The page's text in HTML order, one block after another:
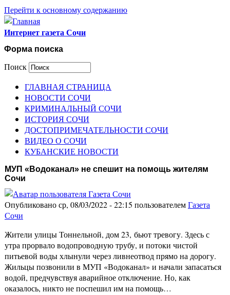
Перейти к основному содержанию
Интернет газета Сочи
Форма поиска
Поиск
ГЛАВНАЯ СТРАНИЦА
НОВОСТИ СОЧИ
КРИМИНАЛЬНЫЙ СОЧИ
ИСТОРИЯ СОЧИ
ДОСТОПРИМЕЧАТЕЛЬНОСТИ СОЧИ
ВИДЕО О СОЧИ
КУБАНСКИЕ НОВОСТИ
МУП «Водоканал» не спешит на помощь жителям
Сочи
Опубликовано ср, 08/03/2022 - 22:15 пользователемГазета
Сочи
Жители улицы Тоннельной, дом 23, бьют тревогу. Здесь с
утра прорвало водопроводную трубу, и потоки чистой
питьевой воды хлынули через ливнеотвод прямо на дорогу.
Жильцы позвонили в МУП «Водоканал» и начали запасаться
водой, предчувствуя аварийное отключение. Но, как
оказалось, никто не поспешил им на помощь…